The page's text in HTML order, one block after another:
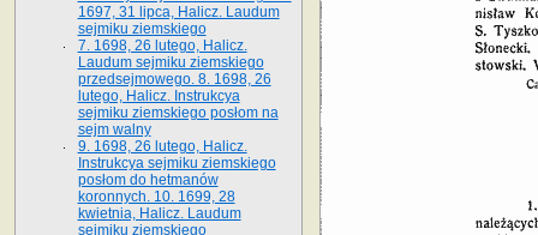
1697, 31 lipca, Halicz. Laudum
sejmiku ziemskiego
7. 1698, 26 lutego, Halicz.
Laudum sejmiku ziemskiego
przedsejmowego. 8. 1698, 26
lutego, Halicz. Instrukcya
sejmiku ziemskiego posłom na
sejm walny
9. 1698, 26 lutego, Halicz.
Instrukcya sejmiku ziemskiego
posłom do hetmanów
koronnych. 10. 1699, 28
kwietnia, Halicz. Laudum
sejmiku ziemskiego